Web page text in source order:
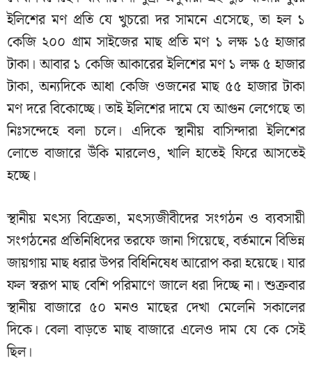
ইলিশের মণ প্রতি যে খুচরো দর সামনে এসেছে, তা হল ১
কেজি ২০০ গ্রাম সাইজের মাছ প্রতি মণ ১ লক্ষ ১৫ হাজার
টাকা। আবার ১ কেজি আকারের ইলিশের মণ ১ লক্ষ ৫ হাজার
টাকা, অন্যদিকে আধা কেজি ওজনের মাছ ৫৫ হাজার টাকা
মণ দরে বিকোচ্ছে। তাই ইলিশের দামে যে আগুন লেগেছে তা
নিঃসন্দেহে বলা চলে। এদিকে স্থানীয় বাসিন্দারা ইলিশের
লোভে বাজারে উঁকি মারলেও, খালি হাতেই ফিরে আসতেই
হচ্ছে।
স্থানীয় মৎস্য বিক্রেতা, মৎস্যজীবীদের সংগঠন ও ব্যবসায়ী
সংগঠনের প্রতিনিধিদের তরফে জানা গিয়েছে, বর্তমানে বিভিন্ন
জায়গায় মাছ ধরার উপর বিধিনিষেধ আরোপ করা হয়েছে। যার
ফল স্বরূপ মাছ বেশি পরিমাণে জালে ধরা দিচ্ছে না। শুক্রবার
স্থানীয় বাজারে ৫০ মনও মাছের দেখা মেলেনি সকালের
দিকে। বেলা বাড়তে মাছ বাজারে এলেও দাম যে কে সেই
ছিল।